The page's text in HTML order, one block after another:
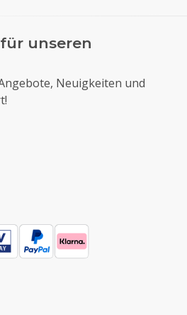
unseren
Neuigkeiten und